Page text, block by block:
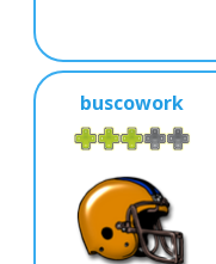
buscowork